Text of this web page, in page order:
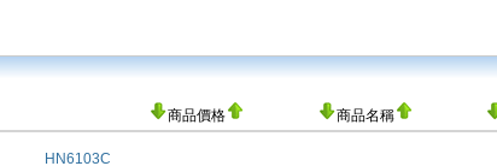
商品價格 商品名稱
HN6103C